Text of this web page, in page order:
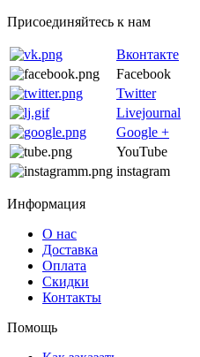
Присоединяйтесь к нам
Вконтакте
Facebook
Twitter
Livejournal
Google +
YouTube
instagram
Информация
О нас
Доставка
Оплата
Скидки
Контакты
Помощь